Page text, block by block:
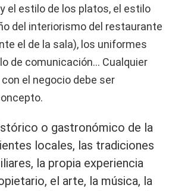
el estilo de los platos, el estilo
del interiorismo del restaurante
el de la sala), los uniformes
de comunicación… Cualquier
el negocio debe ser
o gastronómico de la
locales, las tradiciones
la propia experiencia
el arte, la música, la